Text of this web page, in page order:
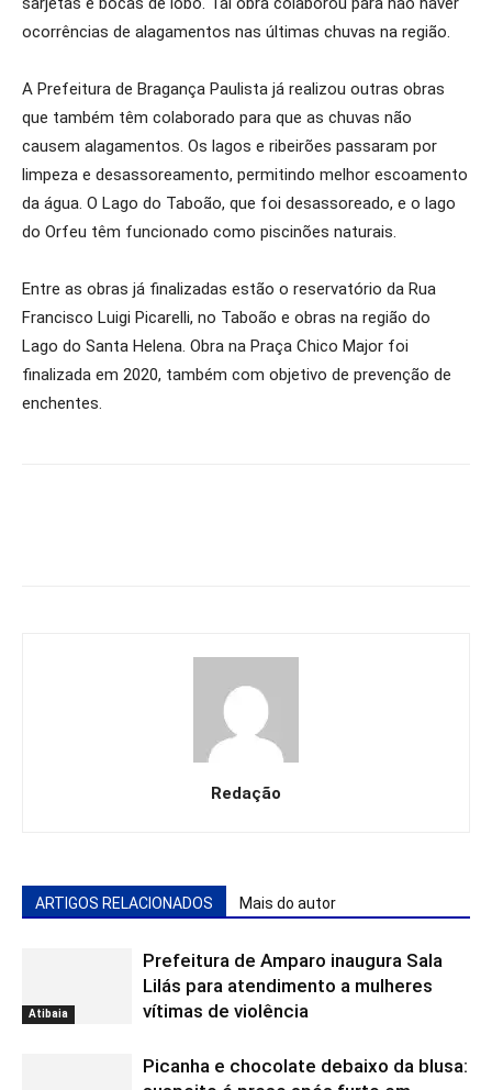
ocorrências de alagamentos nas últimas chuvas na região.
A Prefeitura de Bragança Paulista já realizou outras obras
que também têm colaborado para que as chuvas não
causem alagamentos. Os lagos e ribeirões passaram por
limpeza e desassoreamento, permitindo melhor escoamento
da água. O Lago do Taboão, que foi desassoreado, e o lago
do Orfeu têm funcionado como piscinões naturais.
Entre as obras já finalizadas estão o reservatório da Rua
Francisco Luigi Picarelli, no Taboão e obras na região do
Lago do Santa Helena. Obra na Praça Chico Major foi
finalizada em 2020, também com objetivo de prevenção de
enchentes.
Redação
ARTIGOS RELACIONADOS Mais do autor
Atibaia
Prefeitura de Amparo inaugura Sala
Lilás para atendimento a mulheres
vítimas de violência
Picanha e chocolate debaixo da blusa: